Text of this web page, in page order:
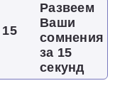
Развеем
Ваши
сомнения
за 15
секунд